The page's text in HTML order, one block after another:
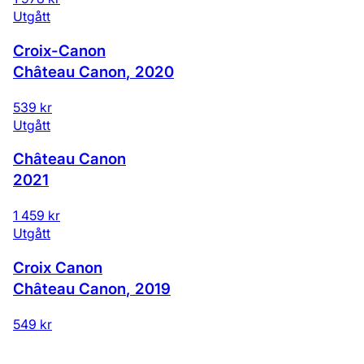
Utgått
Croix-Canon
Château Canon, 2020
539 kr
Utgått
Château Canon
2021
1 459 kr
Utgått
Croix Canon
Château Canon, 2019
549 kr